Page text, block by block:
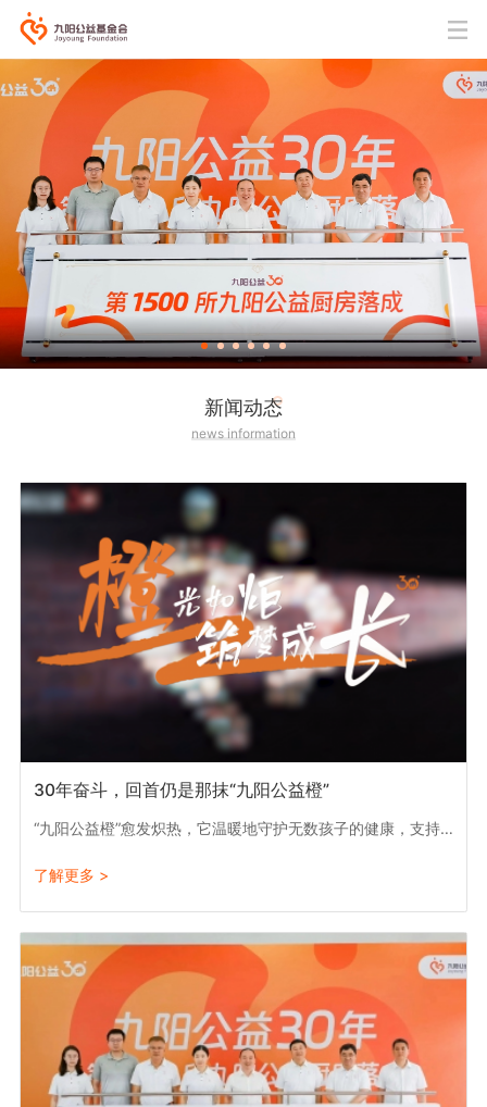
新闻动态
news information
30年奋斗，回首仍是那抹“九阳公益橙”
“九阳公益橙”愈发炽热，它温暖地守护无数孩子的健康，支持他们拥有更强健的体魄，走向更广阔的未来。
了解更多 >